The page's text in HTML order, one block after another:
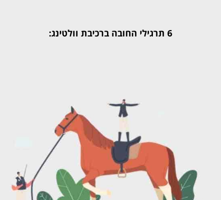
6 תרגילי החובה ברכיבת וולטינג: